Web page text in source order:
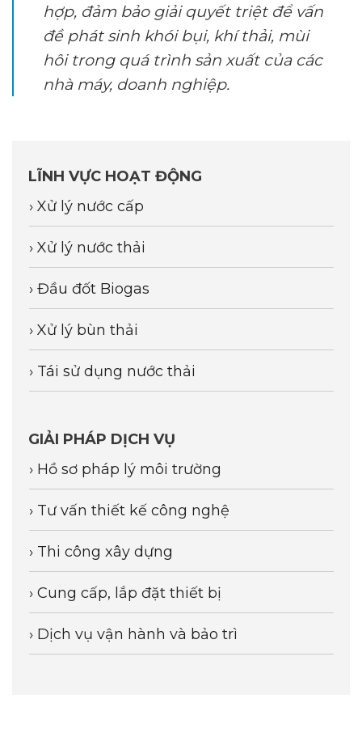
hợp, đảm bảo giải quyết triệt để vấn
đề phát sinh khói bụi, khí thải, mùi
hôi trong quá trình sản xuất của các
nhà máy, doanh nghiệp.
LĨNH VỰC HOẠT ĐỘNG
› Xử lý nước cấp
› Xử lý nước thải
› Đầu đốt Biogas
› Xử lý bùn thải
› Tái sử dụng nước thải
GIẢI PHÁP DỊCH VỤ
› Hồ sơ pháp lý môi trường
› Tư vấn thiết kế công nghệ
› Thi công xây dựng
› Cung cấp, lắp đặt thiết bị
› Dịch vụ vận hành và bảo trì